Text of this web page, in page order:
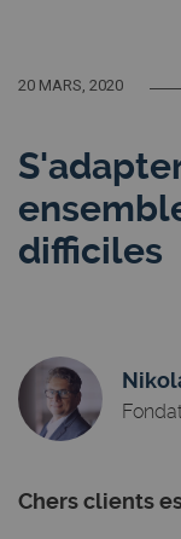
20 MARS, 2020
difficiles
Chers clients